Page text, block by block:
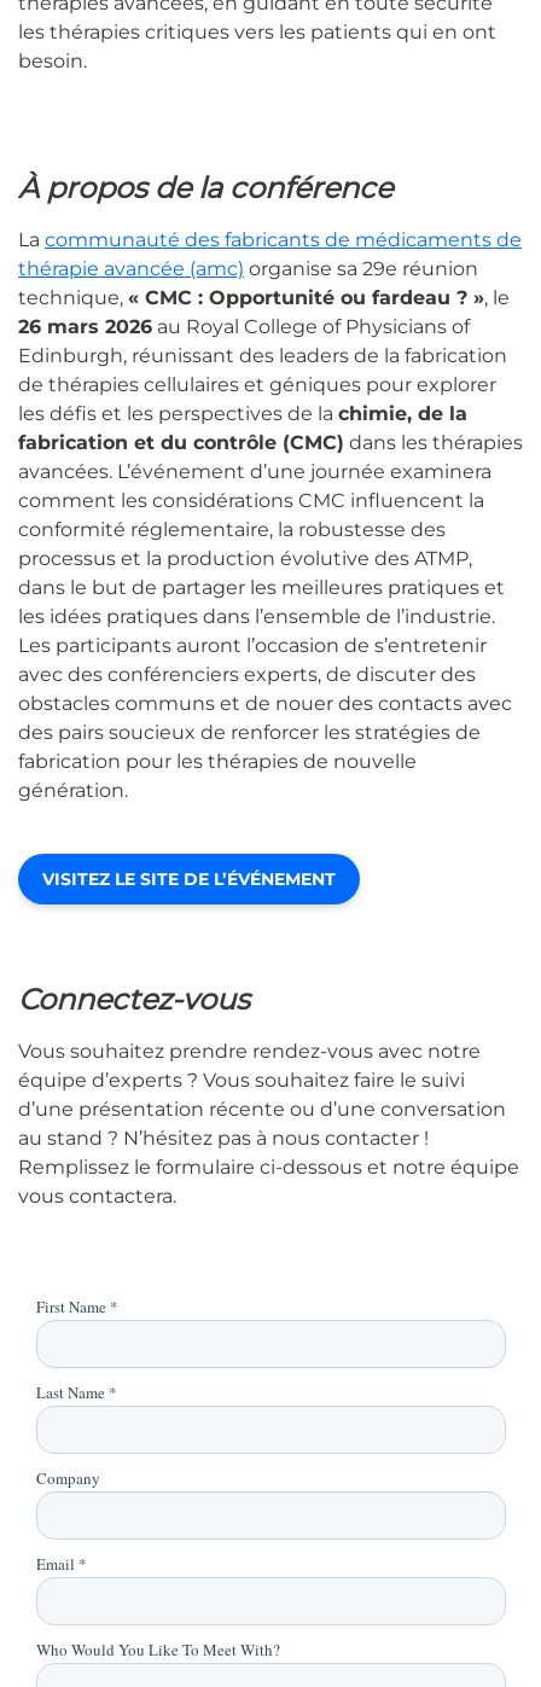
les thérapies critiques vers les patients qui en ont
besoin.
À propos de la conférence
La communauté des fabricants de médicaments de
thérapie avancée (amc) organise sa 29e réunion
technique, « CMC : Opportunité ou fardeau ? », le
26 mars 2026 au Royal College of Physicians of
Edinburgh, réunissant des leaders de la fabrication
de thérapies cellulaires et géniques pour explorer
les défis et les perspectives de la chimie, de la
fabrication et du contrôle (CMC) dans les thérapies
avancées. L’événement d’une journée examinera
comment les considérations CMC influencent la
conformité réglementaire, la robustesse des
processus et la production évolutive des ATMP,
dans le but de partager les meilleures pratiques et
les idées pratiques dans l’ensemble de l’industrie.
Les participants auront l’occasion de s’entretenir
avec des conférenciers experts, de discuter des
obstacles communs et de nouer des contacts avec
des pairs soucieux de renforcer les stratégies de
fabrication pour les thérapies de nouvelle
génération.
VISITEZ LE SITE DE L’ÉVÉNEMENT
Connectez-vous
Vous souhaitez prendre rendez-vous avec notre
équipe d’experts ? Vous souhaitez faire le suivi
d’une présentation récente ou d’une conversation
au stand ? N’hésitez pas à nous contacter !
Remplissez le formulaire ci-dessous et notre équipe
vous contactera.